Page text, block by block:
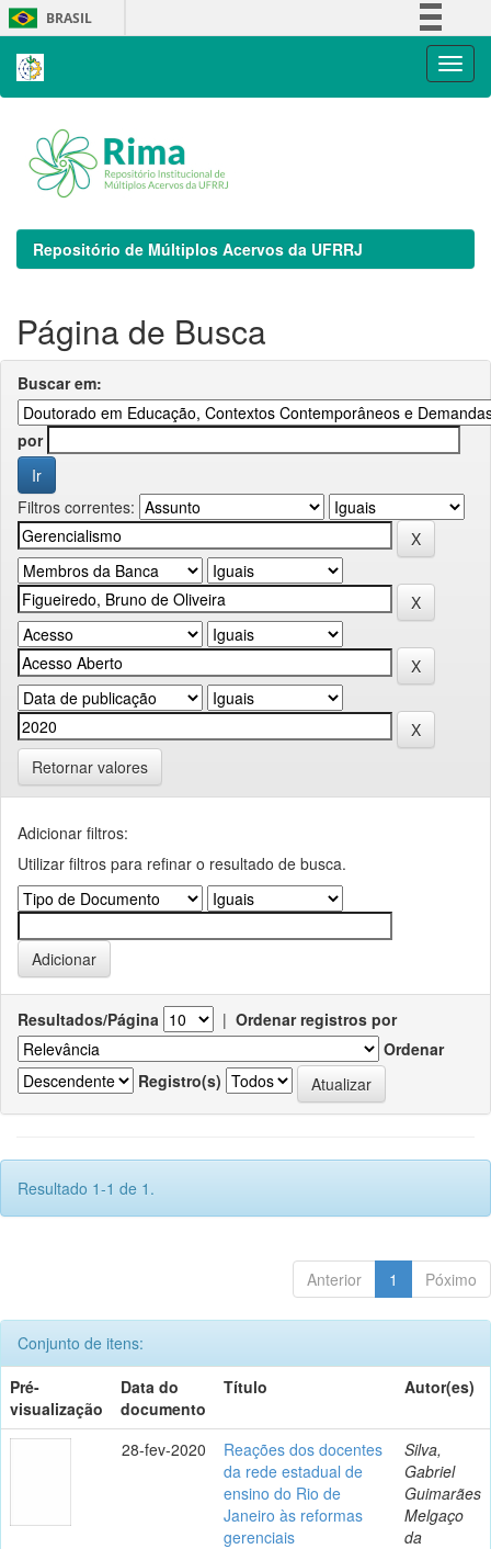
Skip
navigation
BRASIL
Repositório de Múltiplos Acervos da UFRRJ
Página de Busca
Buscar em:
por
Filtros correntes:
Retornar valores
Adicionar filtros:
Utilizar filtros para refinar o resultado de busca.
Resultados/Página | Ordenar registros por
Ordenar
Registro(s)
Resultado 1-1 de 1.
Anterior 1 Póximo
Conjunto de itens:
Pré-
visualização
Data do
documento
Título Autor(es)
28-fev-2020
Reações dos docentes
da rede estadual de
ensino do Rio de
Janeiro às reformas
gerenciais
Silva,
Gabriel
Guimarães
Melgaço
da